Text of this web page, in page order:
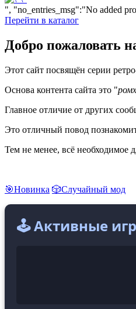
", "no_entries_msg":"No added
Перейти в каталог
Добро пожаловать
Этот сайт посвящён серии
Основа контента сайта это "
Главное отличие от других
Это отличный повод
Тем не менее, всё необходимое
🎯Новинка 🎲Случайный мод
🕹️ Активные